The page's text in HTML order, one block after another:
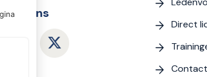
Volg ons
Direct
Contact